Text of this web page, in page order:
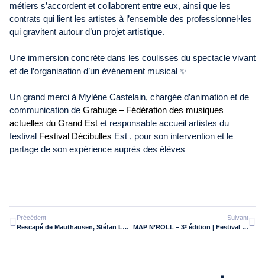
métiers s’accordent et collaborent entre eux, ainsi que les
contrats qui lient les artistes à l’ensemble des professionnel·les
qui gravitent autour d’un projet artistique.
Une immersion concrète dans les coulisses du spectacle vivant
et de l’organisation d’un événement musical ✨
Un grand merci à Mylène Castelain, chargée d’animation et de
communication de Grabuge – Fédération des musiques
actuelles du Grand Est et responsable accueil artistes du
festival Festival Décibulles Est , pour son intervention et le
partage de son expérience auprès des élèves
Précédent
Rescapé de Mauthausen, Stéfan Lewandowski témoigne devant des élèves de DAUNOT
Suivant
MAP N’ROLL – 3ᵉ édition | Festival étudiant DNMADE Spectacle